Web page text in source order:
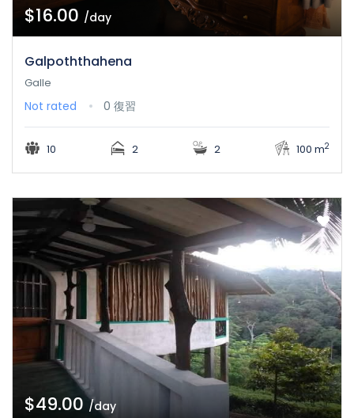
$16.00 /day
Galpoththahena
Galle
Not rated 0 復習
10 2 2 100 m2
$49.00/day